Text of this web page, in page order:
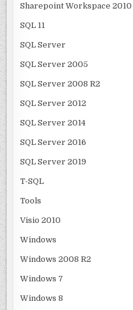
Sharepoint Workspace 2010
SQL 11
SQL Server
SQL Server 2005
SQL Server 2008 R2
SQL Server 2012
SQL Server 2014
SQL Server 2016
SQL Server 2019
T-SQL
Tools
Visio 2010
Windows
Windows 2008 R2
Windows 7
Windows 8